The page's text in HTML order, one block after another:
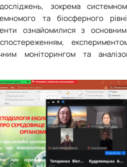
зокрема
та біосферного
ознайомилися з
моніторингом та